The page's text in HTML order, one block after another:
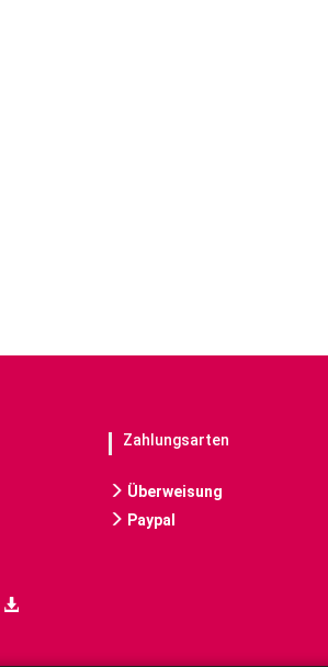
Zahlungsarten
Überweisung
Paypal